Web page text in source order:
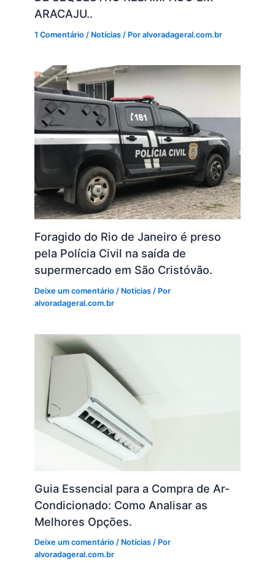
ARACAJU..
1 Comentário / Notícias / Poralvoradageral.com.br
Foragido do Rio de Janeiro é preso
pela Polícia Civil na saída de
supermercado em São Cristóvão.
Deixe um comentário / Notícias / Por
alvoradageral.com.br
Guia Essencial para a Compra de Ar-
Condicionado: Como Analisar as
Melhores Opções.
Deixe um comentário / Notícias / Por
alvoradageral.com.br